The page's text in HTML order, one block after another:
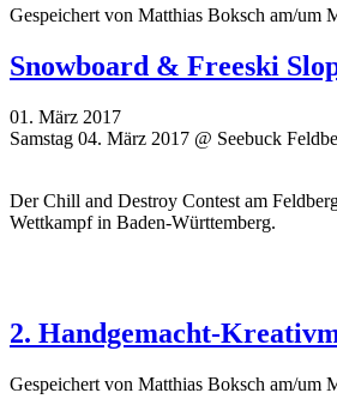
Gespeichert von Matthias Boksch am/um
Snowboard & Freeski
01. März 2017
Samstag 04. März 2017 @ Seebuck
Der Chill and Destroy Contest am
Wettkampf in Baden-Württemberg.
2. Handgemacht-
Gespeichert von Matthias Boksch am/um